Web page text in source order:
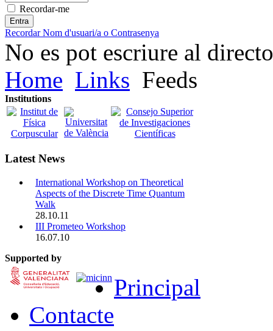
Recordar-me
Recordar Nom d'usuari/a o Contrasenya
No es pot escriure al
Home Links Feeds
Institutions
Latest News
International Workshop on Theoretical
Aspects of the Discrete Time Quantum
Walk
28.10.11
III Prometeo Workshop
16.07.10
Supported by
Principal
Contacte